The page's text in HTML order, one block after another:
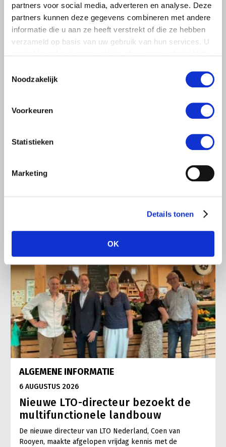
partners voor social media, adverteren en analyse. Deze
partners kunnen deze gegevens combineren met andere
informatie die u aan ze heeft verstrekt of die ze hebben
verzameld op basis van uw gebruik van hun services. U
Noodzakelijk
Voorkeuren
Statistieken
Marketing
Details tonen
OK
6 AUGUSTUS 2026
bezoekt melkveehouderij in
Súdwest-Fryslân
Maarten Goudzwaard (JA21) en beleidsmedewerker
Lees meer
ALGEMENE INFORMATIE
6 AUGUSTUS 2026
Nieuwe LTO-directeur bezoekt de
multifunctionele landbouw
De nieuwe directeur van LTO Nederland, Coen van
Rooyen, maakte afgelopen vrijdag kennis met de